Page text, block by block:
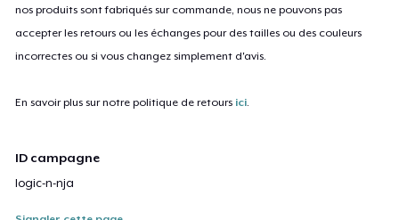
nos produits sont fabriqués sur commande, nous ne pouvons pas
accepter les retours ou les échanges pour des tailles ou des couleurs
incorrectes ou si vous changez simplement d'avis.
En savoir plus sur notre politique de retours ici.
ID campagne
logic-n-nja